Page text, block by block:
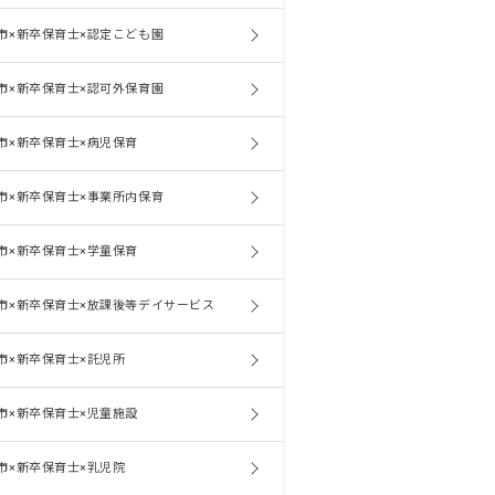
×新卒保育士×認定こども園
×新卒保育士×認可外保育園
×新卒保育士×病児保育
×新卒保育士×事業所内保育
×新卒保育士×学童保育
×新卒保育士×放課後等デイサービス
×新卒保育士×託児所
×新卒保育士×児童施設
×新卒保育士×乳児院